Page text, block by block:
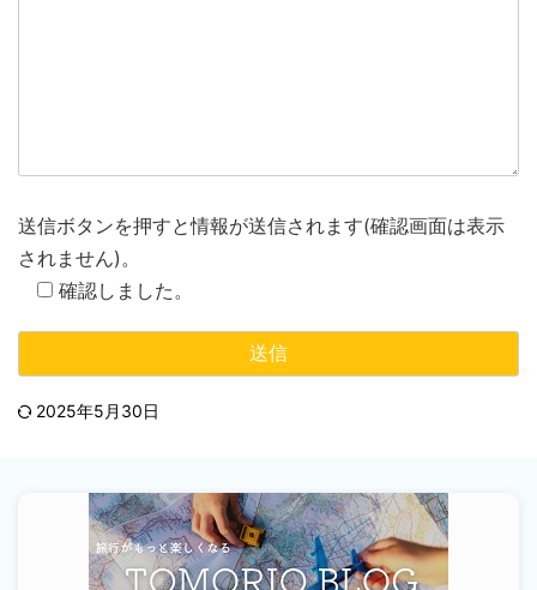
送信ボタンを押すと情報が送信されます(確認画面は表示
されません)。
確認しました。
2025年5月30日